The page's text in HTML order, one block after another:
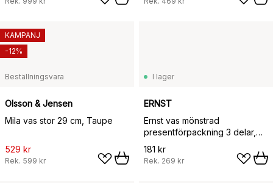
Beställningsvara
Olsson & Jensen
Mila vas stor 29 cm, Taupe
529 kr
Rek. 599 kr
KAMPANJ
-12%
I lager
ERNST
Ernst vas mönstrad
presentförpackning 3 delar,
Bärnsten
181 kr
Rek. 269 kr